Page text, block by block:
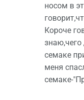
носом в
Короче
семаке
меня
семаке-